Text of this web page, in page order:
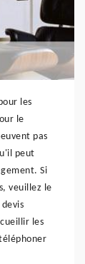
les
le
pas
peut
Si
veuillez le
les